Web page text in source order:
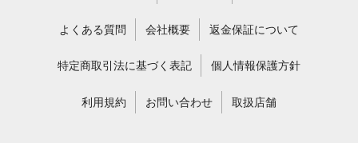
よくある質問 会社概要 返金保証について
特定商取引法に基づく表記 個人情報保護方針
利用規約 お問い合わせ 取扱店舗